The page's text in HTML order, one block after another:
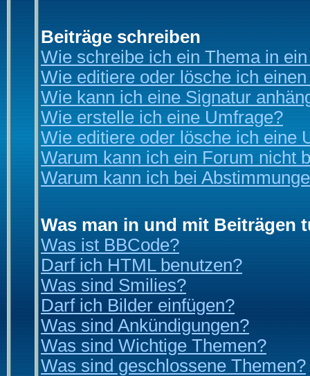
Beiträge schreiben
Wie schreibe ich ein Thema in
Wie editiere oder lösche ich
Wie kann ich eine Signatur
Wie erstelle ich eine Umfrage?
Wie editiere oder lösche ich eine
Warum kann ich ein Forum nicht
Warum kann ich bei
Was man in und mit Beiträgen
Was ist BBCode?
Darf ich HTML benutzen?
Was sind Smilies?
Darf ich Bilder einfügen?
Was sind Ankündigungen?
Was sind Wichtige Themen?
Was sind geschlossene Themen?